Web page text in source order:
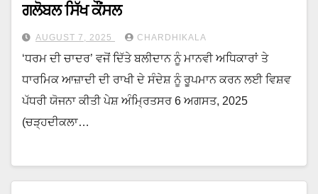
ਗਲੋਬਲ ਸਿੱਖ ਕੌਂਸਲ
AUGUST 7, 2025 CHARDHIKALA
‘ਧਰਮ ਦੀ ਚਾਦਰ’ ਵਜੋਂ ਦਿੱਤੇ ਬਲੀਦਾਨ ਨੂੰ ਮਾਨਵੀ ਅਧਿਕਾਰਾਂ ਤੇ
ਧਾਰਮਿਕ ਆਜ਼ਾਦੀ ਦੀ ਰਾਖੀ ਦੇ ਸੰਦੇਸ਼ ਨੂੰ ਰੂਪਮਾਨ ਕਰਨ ਲਈ ਵਿਸ਼ਵ
ਪੱਧਰੀ ਯੋਜਨਾ ਕੀਤੀ ਪੇਸ਼ ਅੰਮ੍ਰਿਤਸਰ 6 ਅਗਸਤ, 2025
(ਚੜ੍ਹਦੀਕਲਾ…